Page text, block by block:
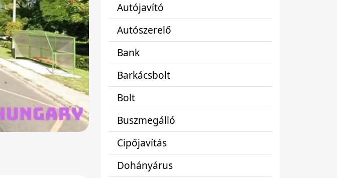
Autójavító
Autószerelő
Bank
Barkácsbolt
Bolt
Buszmegálló
Cipőjavítás
Dohányárus